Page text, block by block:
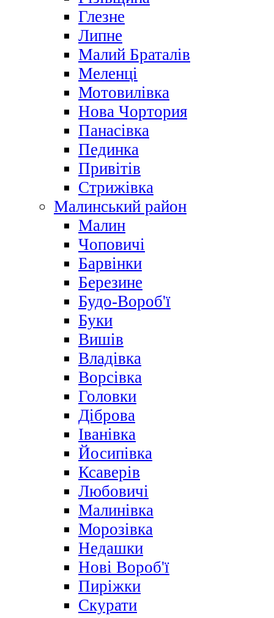
Глезне
Липне
Малий Браталів
Меленці
Мотовилівка
Нова Чортория
Панасівка
Пединка
Привітів
Стрижівка
Малинський район
Малин
Чоповичі
Барвінки
Березине
Будо-Вороб'ї
Буки
Вишів
Владівка
Ворсівка
Головки
Діброва
Іванівка
Йосипівка
Ксаверів
Любовичі
Малинівка
Морозівка
Недашки
Нові Вороб'ї
Пиріжки
Скурати